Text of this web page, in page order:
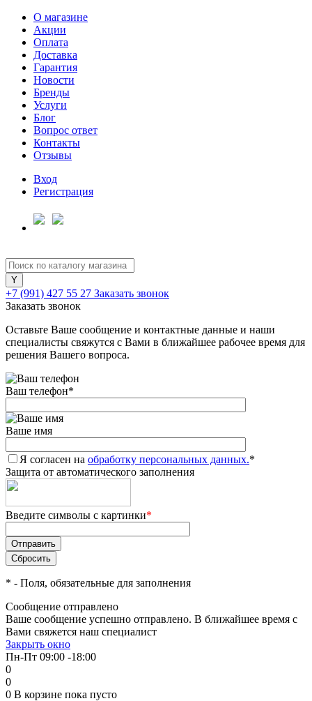
О магазине
Акции
Оплата
Доставка
Гарантия
Новости
Бренды
Услуги
Блог
Вопрос ответ
Контакты
Отзывы
Вход
Регистрация
+7 (991) 427 55 27 Заказать звонок
Заказать звонок
Оставьте Ваше сообщение и контактные данные и наши
специалисты свяжутся с Вами в ближайшее рабочее время для
решения Вашего вопроса.
Ваш телефон*
Ваше имя
Я согласен на обработку персональных данных.*
Защита от автоматического заполнения
Введите символы с картинки*
* - Поля, обязательные для заполнения
Сообщение отправлено
Ваше сообщение успешно отправлено. В ближайшее время с
Вами свяжется наш специалист
Закрыть окно
Пн-Пт 09:00 -18:00
0
0
0 В корзине пока пусто
Для клиентов всех банков
Разбейте
оплатуна части
без переплат
График платежей
Сегодня
25%
Добавляйте товары
в корзину
Оплачивайте сегодня только
25% картой любого банка
Получайте товар
выбранный способом
Оставшиеся75% будут
списыватьсяс вашей карты
по
Подробнее
об оплате Плайтом